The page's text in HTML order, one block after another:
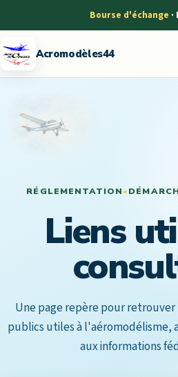
Bourse d'échange
Acromodèles44
RÉGLEMENTATION•
Liens
Une page repère pour
publics utiles à l'aéromodélisme,
aux informations